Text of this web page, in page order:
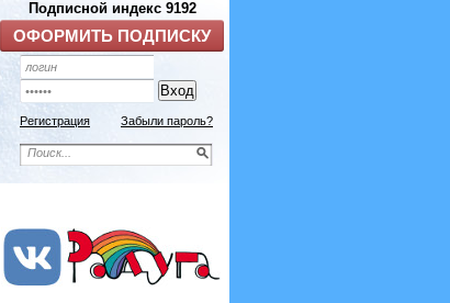
Регистрация Забыли пароль?